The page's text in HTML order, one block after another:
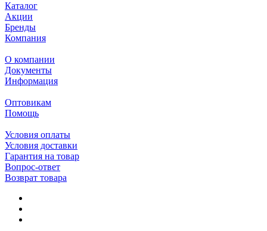
Каталог
Акции
Бренды
Компания
О компании
Документы
Информация
Оптовикам
Помощь
Условия оплаты
Условия доставки
Гарантия на товар
Вопрос-ответ
Возврат товара